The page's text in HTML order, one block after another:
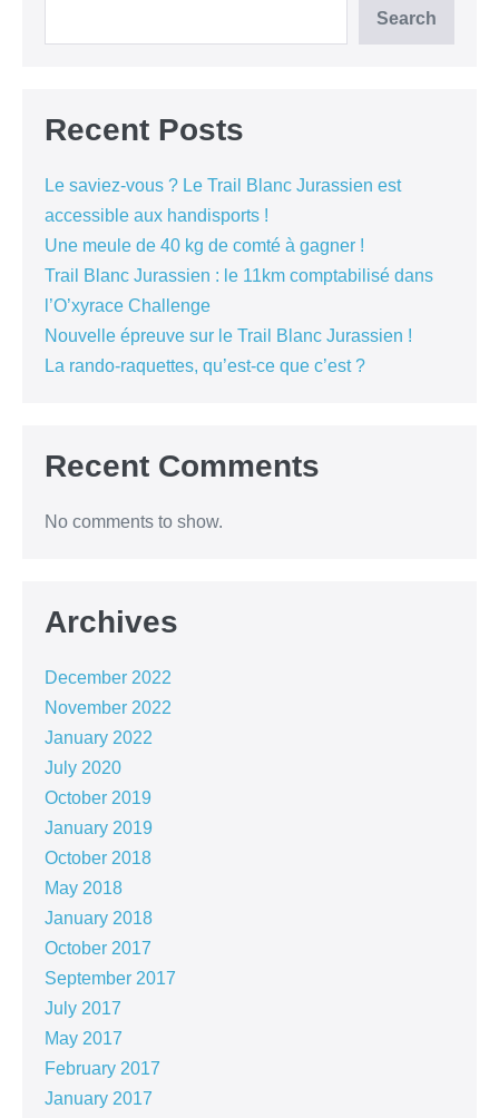
Search
Recent Posts
Le saviez-vous ? Le Trail Blanc Jurassien est
accessible aux handisports !
Une meule de 40 kg de comté à gagner !
Trail Blanc Jurassien : le 11km comptabilisé dans
l’O’xyrace Challenge
Nouvelle épreuve sur le Trail Blanc Jurassien !
La rando-raquettes, qu’est-ce que c’est ?
Recent Comments
No comments to show.
Archives
December 2022
November 2022
January 2022
July 2020
October 2019
January 2019
October 2018
May 2018
January 2018
October 2017
September 2017
July 2017
May 2017
February 2017
January 2017